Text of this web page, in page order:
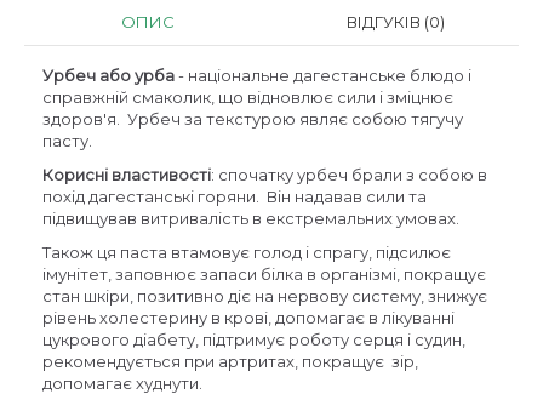
ОПИС ВІДГУКІВ (0)
Урбеч або урба- національне дагестанське блюдо і
справжній смаколик, що відновлює сили і зміцнює
здоров'я. Урбеч за текстурою являє собою тягучу
пасту.
Корисні властивості: спочатку урбеч брали з собою в
похід дагестанські горяни. Він надавав сили та
підвищував витривалість в екстремальних умовах.
Також ця паста втамовує голод і спрагу, підсилює
імунітет, заповнює запаси білка в організмі, покращує
стан шкіри, позитивно діє на нервову систему, знижує
рівень холестерину в крові, допомагає в лікуванні
цукрового діабету, підтримує роботу серця і судин,
рекомендується при артритах, покращує зір,
допомагає худнути.